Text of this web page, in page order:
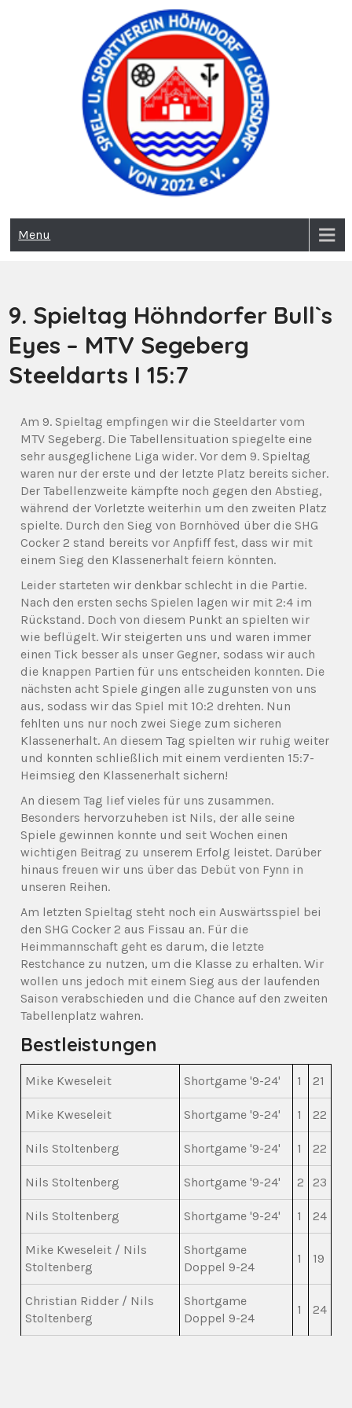
sus-hoehndorf-
goedersdorf.de
Menu
9. Spieltag Höhndorfer Bull`s
Eyes – MTV Segeberg
Steeldarts I 15:7
Am 9. Spieltag empfingen wir die Steeldarter vom
MTV Segeberg. Die Tabellensituation spiegelte eine
sehr ausgeglichene Liga wider. Vor dem 9. Spieltag
waren nur der erste und der letzte Platz bereits sicher.
Der Tabellenzweite kämpfte noch gegen den Abstieg,
während der Vorletzte weiterhin um den zweiten Platz
spielte. Durch den Sieg von Bornhöved über die SHG
Cocker 2 stand bereits vor Anpfiff fest, dass wir mit
einem Sieg den Klassenerhalt feiern könnten.
Leider starteten wir denkbar schlecht in die Partie.
Nach den ersten sechs Spielen lagen wir mit 2:4 im
Rückstand. Doch von diesem Punkt an spielten wir
wie beflügelt. Wir steigerten uns und waren immer
einen Tick besser als unser Gegner, sodass wir auch
die knappen Partien für uns entscheiden konnten. Die
nächsten acht Spiele gingen alle zugunsten von uns
aus, sodass wir das Spiel mit 10:2 drehten. Nun
fehlten uns nur noch zwei Siege zum sicheren
Klassenerhalt. An diesem Tag spielten wir ruhig weiter
und konnten schließlich mit einem verdienten 15:7-
Heimsieg den Klassenerhalt sichern!
An diesem Tag lief vieles für uns zusammen.
Besonders hervorzuheben ist Nils, der alle seine
Spiele gewinnen konnte und seit Wochen einen
wichtigen Beitrag zu unserem Erfolg leistet. Darüber
hinaus freuen wir uns über das Debüt von Fynn in
unseren Reihen.
Am letzten Spieltag steht noch ein Auswärtsspiel bei
den SHG Cocker 2 aus Fissau an. Für die
Heimmannschaft geht es darum, die letzte
Restchance zu nutzen, um die Klasse zu erhalten. Wir
wollen uns jedoch mit einem Sieg aus der laufenden
Saison verabschieden und die Chance auf den zweiten
Tabellenplatz wahren.
Bestleistungen
Mike Kweseleit Shortgame '9-24' 1 21
Mike Kweseleit Shortgame '9-24' 1 22
Nils Stoltenberg Shortgame '9-24' 1 22
Nils Stoltenberg Shortgame '9-24' 2 23
Nils Stoltenberg Shortgame '9-24' 1 24
Mike Kweseleit / Nils
Stoltenberg
Shortgame
Doppel 9-24
1 19
Christian Ridder / Nils
Stoltenberg
Shortgame
Doppel 9-24
1 24